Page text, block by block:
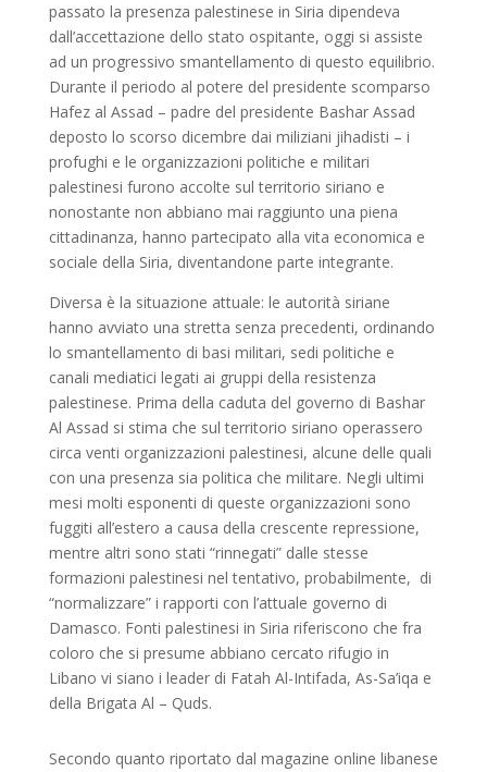
passato la presenza palestinese in Siria dipendeva
dall’accettazione dello stato ospitante, oggi si assiste
ad un progressivo smantellamento di questo equilibrio.
Durante il periodo al potere del presidente scomparso
Hafez al Assad – padre del presidente Bashar Assad
deposto lo scorso dicembre dai miliziani jihadisti – i
profughi e le organizzazioni politiche e militari
palestinesi furono accolte sul territorio siriano e
nonostante non abbiano mai raggiunto una piena
cittadinanza, hanno partecipato alla vita economica e
sociale della Siria, diventandone parte integrante.
Diversa è la situazione attuale: le autorità siriane
hanno avviato una stretta senza precedenti, ordinando
lo smantellamento di basi militari, sedi politiche e
canali mediatici legati ai gruppi della resistenza
palestinese. Prima della caduta del governo di Bashar
Al Assad si stima che sul territorio siriano operassero
circa venti organizzazioni palestinesi, alcune delle quali
con una presenza sia politica che militare. Negli ultimi
mesi molti esponenti di queste organizzazioni sono
fuggiti all’estero a causa della crescente repressione,
mentre altri sono stati “rinnegati” dalle stesse
formazioni palestinesi nel tentativo, probabilmente, di
“normalizzare” i rapporti con l’attuale governo di
Damasco. Fonti palestinesi in Siria riferiscono che fra
coloro che si presume abbiano cercato rifugio in
Libano vi siano i leader di Fatah Al-Intifada, As-Sa’iqa e
della Brigata Al – Quds.
Secondo quanto riportato dal magazine online libanese